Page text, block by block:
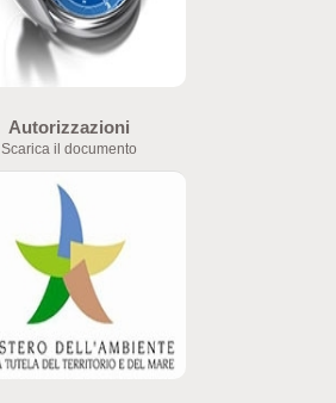
Autorizzazioni
Scarica il documento